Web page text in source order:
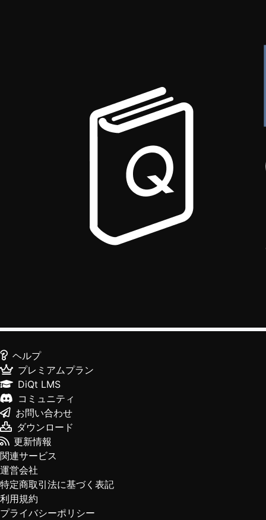
ヘルプ
プレミアムプラン
DiQt LMS
コミュニティ
お問い合わせ
ダウンロード
更新情報
関連サービス
運営会社
特定商取引法に基づく表記
利用規約
プライバシーポリシー